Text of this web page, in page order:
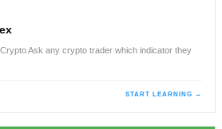
Ask any crypto trader which indicator they
START LEARNING →